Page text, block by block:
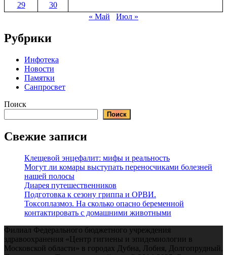
29
30
« Май
Июл »
Рубрики
Инфотека
Новости
Памятки
Санпросвет
Поиск
Поиск
Свежие записи
Клещевой энцефалит: мифы и реальность
Могут ли комары выступать переносчиками болезней
нашей полосы
Диарея путешественников
Подготовка к сезону гриппа и ОРВИ.
Токсоплазмоз. На сколько опасно беременной
контактировать с домашними животными
Филиал Федерального бюджетного учреждения
здравоохранения «Центр гигиены и эпидемиологии в
Московской области» в городах Дубна, Лобня, Долгопрудный,